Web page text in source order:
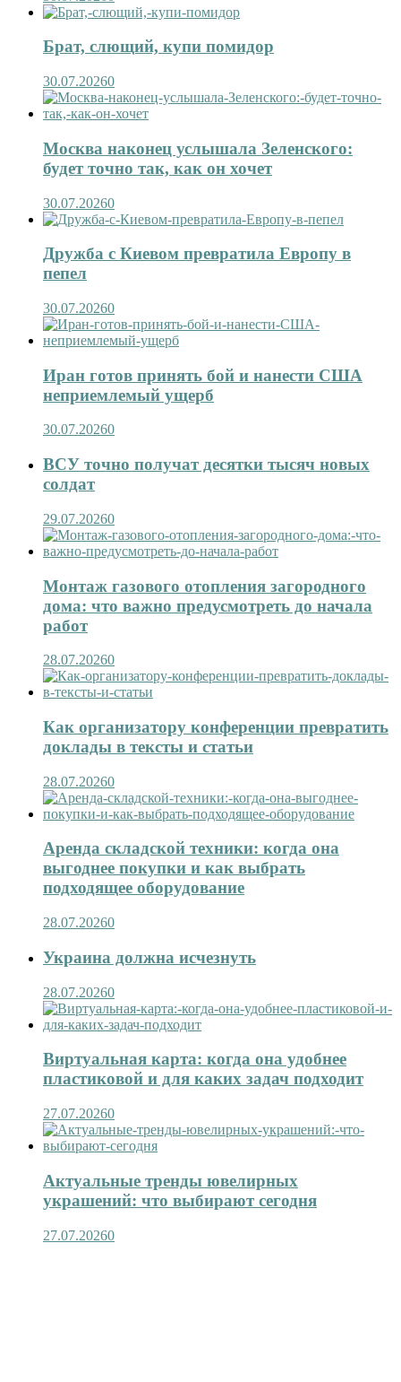
Брат, слющий, купи помидор
30.07.20260
Москва наконец услышала Зеленского:
будет точно так, как он хочет
30.07.20260
Дружба с Киевом превратила Европу в
пепел
30.07.20260
Иран готов принять бой и нанести США
неприемлемый ущерб
30.07.20260
ВСУ точно получат десятки тысяч новых
солдат
29.07.20260
Монтаж газового отопления загородного
дома: что важно предусмотреть до начала
работ
28.07.20260
Как организатору конференции превратить
доклады в тексты и статьи
28.07.20260
Аренда складской техники: когда она
выгоднее покупки и как выбрать
подходящее оборудование
28.07.20260
Украина должна исчезнуть
28.07.20260
Виртуальная карта: когда она удобнее
пластиковой и для каких задач подходит
27.07.20260
Актуальные тренды ювелирных
украшений: что выбирают сегодня
27.07.20260